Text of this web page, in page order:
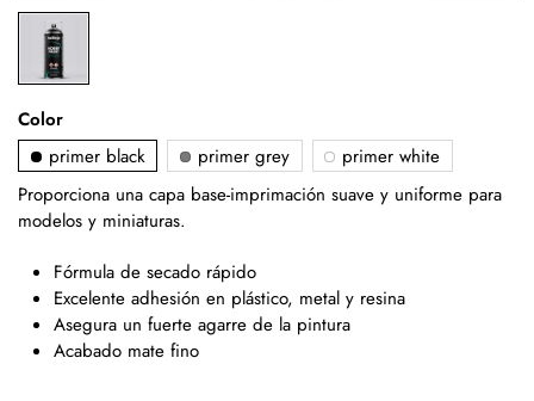
Color
primer black
primer grey
primer white
Proporciona una capa base-imprimación suave y uniforme para
modelos y miniaturas.
Fórmula de secado rápido
Excelente adhesión en plástico, metal y resina
Asegura un fuerte agarre de la pintura
Acabado mate fino